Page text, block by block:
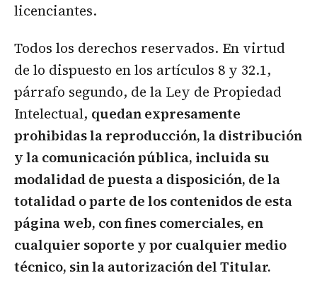
licenciantes.
Todos los derechos reservados. En virtud
de lo dispuesto en los artículos 8 y 32.1,
párrafo segundo, de la Ley de Propiedad
Intelectual, quedan expresamente
prohibidas la reproducción, la distribución
y la comunicación pública, incluida su
modalidad de puesta a disposición, de la
totalidad o parte de los contenidos de esta
página web, con fines comerciales, en
cualquier soporte y por cualquier medio
técnico, sin la autorización del Titular.